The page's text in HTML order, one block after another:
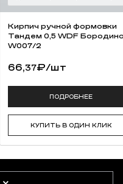
Кирпич ручной формовки
Тандем 0,5 WDF
W007/2
66,37₽/шт
ПОДРОБНЕЕ
КУПИТЬ В ОДИН КЛИК